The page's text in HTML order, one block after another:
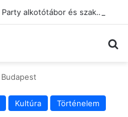
KOMOLYSÁG! – 30. Minimum Party alkotótábor és szakmai fórum
Budapest
Kultúra Történelem